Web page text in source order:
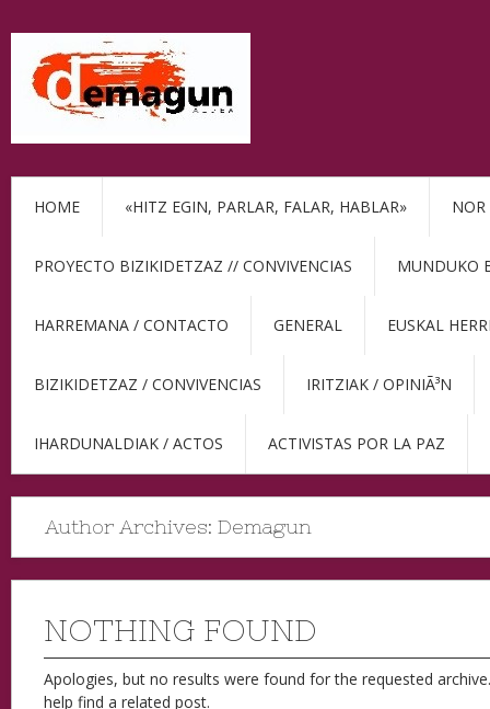
HOME «HITZ EGIN, PARLAR, FALAR, HABLAR» NOR
PROYECTO BIZIKIDETZAZ // CONVIVENCIAS MUNDUKO
HARREMANA / CONTACTO GENERAL EUSKAL
BIZIKIDETZAZ / CONVIVENCIAS IRITZIAK / OPINIÃ³N
IHARDUNALDIAK / ACTOS ACTIVISTAS POR LA PAZ
Author Archives: Demagun
NOTHING FOUND
Apologies, but no results were found for the requested
help find a related post.